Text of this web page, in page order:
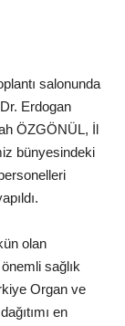
salonunda
Erdogan
ÖZGÖNÜL, İl
bünyesindeki
olan
sağlık
Organ ve
en